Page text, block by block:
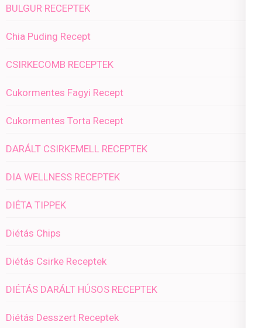
BULGUR RECEPTEK
Chia Puding Recept
CSIRKECOMB RECEPTEK
Cukormentes Fagyi Recept
Cukormentes Torta Recept
DARÁLT CSIRKEMELL RECEPTEK
DIA WELLNESS RECEPTEK
DIÉTA TIPPEK
Diétás Chips
Diétás Csirke Receptek
DIÉTÁS DARÁLT HÚSOS RECEPTEK
Diétás Desszert Receptek